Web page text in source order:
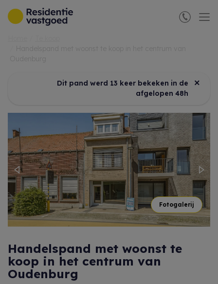
Menu overslaan en naar de inhoud gaan
Dit pand werd 13 keer bekeken in de
afgelopen 48h
×
Previous
Fotogalerij
Handelspand met woonst te
koop in het centrum van
Oudenburg